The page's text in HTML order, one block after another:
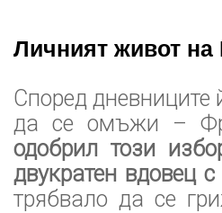
Личният живот
Според дневниците
да се омъжи –
одобрил този
двукратен вдовец
трябвало да се